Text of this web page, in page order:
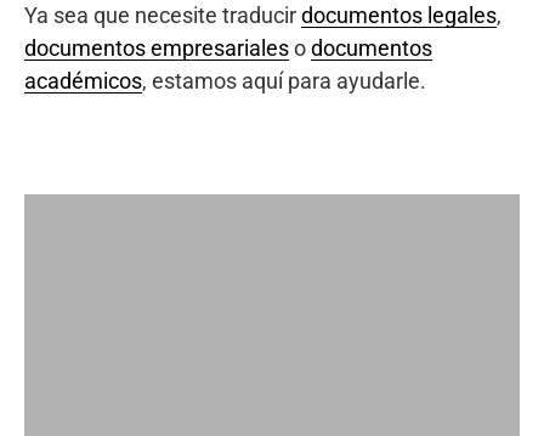
Ya sea que necesite traducirdocumentos legales,
documentos empresarialesodocumentos
académicos, estamos aquí para ayudarle.